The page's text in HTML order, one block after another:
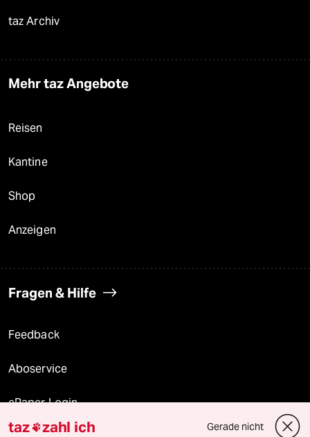
taz Archiv
Mehr taz Angebote
Reisen
Kantine
Shop
Anzeigen
Fragen & Hilfe
Feedback
Aboservice
ePaper Login
taz zahl ich Gerade nicht